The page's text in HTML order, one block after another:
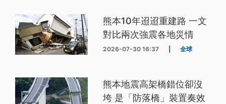
熊本10年迢迢重建路 一文
對比兩次強震各地災情
2026-07-30 16:37 全球
熊本地震高架橋錯位卻沒
垮 是「防落橋」裝置奏效